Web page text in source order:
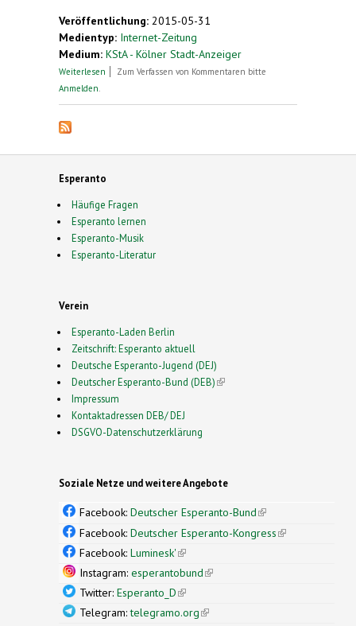
Veröffentlichung: 2015-05-31
Medientyp: Internet-Zeitung
Medium: KStA - Kölner Stadt-Anzeiger
Weiterlesen über Reggaeklänge für eine bessere Welt
Zum Verfassen von Kommentaren bitte
Anmelden
Esperanto
Häufige Fragen
Esperanto lernen
Esperanto-Musik
Esperanto-Literatur
Verein
Esperanto-Laden Berlin
Zeitschrift: Esperanto aktuell
Deutsche Esperanto-Jugend (DEJ)
Deutscher Esperanto-Bund (DEB)(link is external)
Impressum
Kontaktadressen DEB/ DEJ
DSGVO-Datenschutzerklärung
Soziale Netze und weitere Angebote
Facebook: Deutscher Esperanto-Bund(link is
external)
Facebook: Deutscher Esperanto-Kongress(link is
Facebook: Luminesk'(link is external)
Instagram: esperantobund(link is external)
Twitter: Esperanto_D(link is external)
Telegram:telegramo.org(link is external)